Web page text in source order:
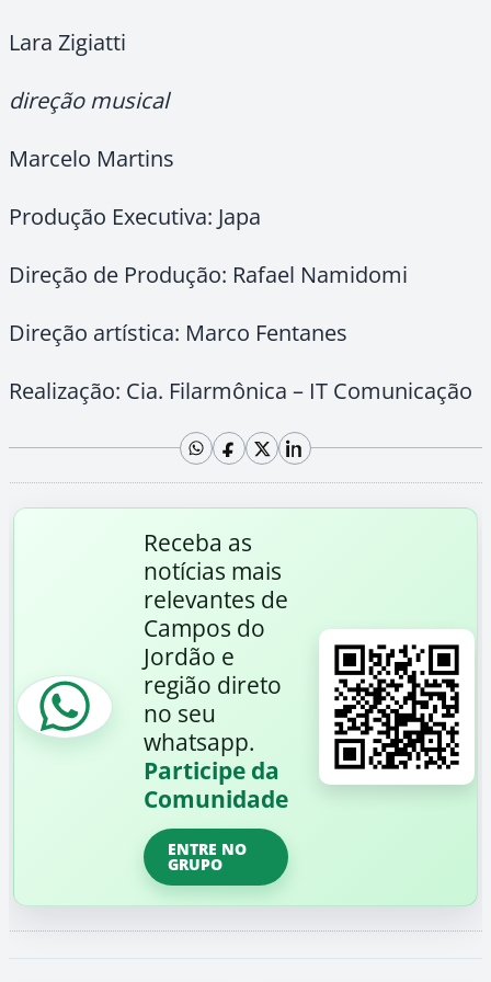
Lara Zigiatti
direção musical
Marcelo Martins
Produção Executiva: Japa
Direção de Produção: Rafael Namidomi
Direção artística: Marco Fentanes
Realização: Cia. Filarmônica – IT Comunicação
Receba as
notícias mais
relevantes de
Campos do
Jordão e
região direto
no seu
whatsapp.
Participe da
Comunidade
ENTRE NO
GRUPO